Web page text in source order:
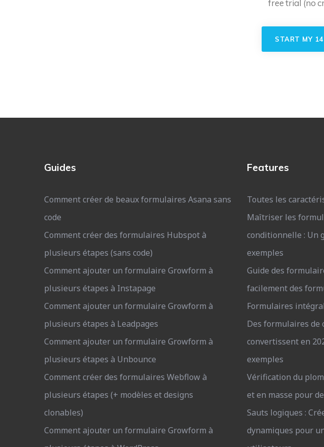
free trial (no
START MY
Guides
Comment créer de beaux formulaires Asana sans
code
Comment créer des formulaires Hubspot à
plusieurs étapes (sans code)
Comment ajouter un formulaire Growform à
plusieurs étapes à Instapage
Comment ajouter un formulaire Growform à
plusieurs étapes à Leadpages
Comment ajouter un formulaire Growform à
plusieurs étapes à Unbounce
Comment créer des formulaires Webflow à
plusieurs étapes (+ modèles et designs
clonables)
Comment ajouter un formulaire Growform à
Features
Toutes les
Maîtriser les
conditionnelle : Un
exemples
Guide des
facilement des
Formulaires
Des formulaires de
convertissent en
exemples
Vérification du
et en masse pour
Sauts logiques :
dynamiques pour